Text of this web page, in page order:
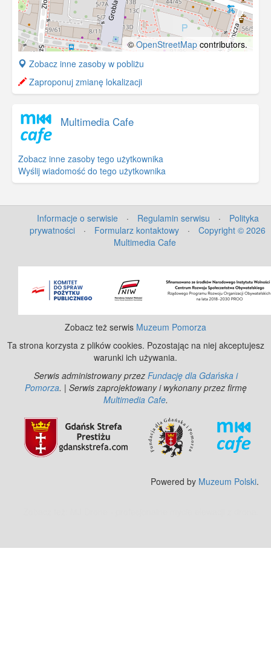
©OpenStreetMap contributors.
+
−
Zobacz inne zasoby w pobliżu
Zaproponuj zmianę lokalizacji
Multimedia Cafe
Zobacz inne zasoby tego użytkownika
Wyślij wiadomość do tego użytkownika
Informacje o serwisie · Regulamin serwisu ·
Polityka
prywatności
· Formularz kontaktowy ·
Copyright © 2026
Multimedia Cafe
Zobacz też serwis Muzeum Pomorza
Ta strona korzysta z plików cookies. Pozostając na niej akceptujesz
warunki ich używania.
Serwis administrowany przez Fundację dla Gdańska i
Pomorza. | Serwis zaprojektowany i wykonany przez firmę
Multimedia Cafe.
Powered by Muzeum Polski.